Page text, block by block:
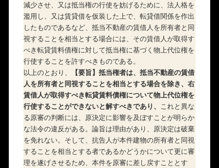
減少させ、又は抵当権の行使を妨げるために、法人格を
濫用し、又は賃貸借を仮装した上で、転貸借関係を作出
したものであるなど、抵当不動産の賃借人を所有者と同
視することを相当とする場合には、その賃借人が取得す
べき転貸賃料債権に対して抵当権に基づく物上代位権を
行使することを許すべきものである。
以上のとおり、
【要旨】抵当権者は、抵当不動産の賃借
人を所有者と同視することを相当とする場合を除き、右
賃借人が取得すべき転貸賃料債権について物上代位権を
行使することができないと解すべきであり、 これと異な
る原審の判断には、原決定に影響を及ぼすことが明らか
な法令の違反がある。論旨は理由があり、原決定は破棄
を免れない。そして、抗告人が本件建物の所有者と同視
することを相当とする者であるかどうかについて更に審
理を遂げさせるため、本件を原審に差し戻すこととす